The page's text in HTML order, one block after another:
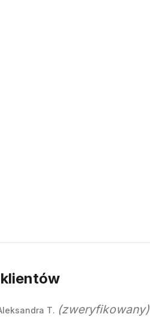
T. (zweryfikowany)